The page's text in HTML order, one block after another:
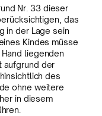
Nr. 33 dieser
das
in der Lage sein
Kindes müsse
liegenden
aufgrund der
des
ohne weitere
in diesem